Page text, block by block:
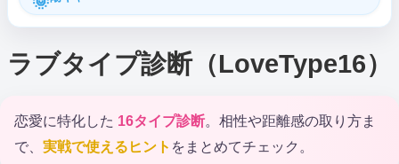
ラブタイプ診断（LoveType16）
恋愛に特化した 16タイプ診断。相性や距離感の取り方ま
で、 実戦で使えるヒント をまとめてチェック。